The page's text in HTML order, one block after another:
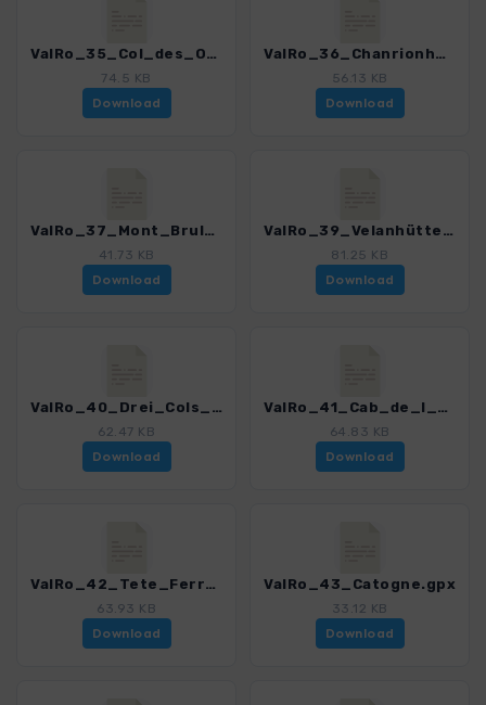
ValRo_35_Col_des_Otanes.gpx
74.5 KB
Download
ValRo_36_Chanrionhuette.gpx
56.13 KB
Download
ValRo_37_Mont_Brule.gpx
41.73 KB
Download
ValRo_39_Velanhütte.gpx
81.25 KB
Download
ValRo_40_Drei_Cols_am_St-Bernard.gpx
62.47 KB
Download
ValRo_41_Cab_de_l_A_Neuve.gpx
64.83 KB
Download
ValRo_42_Tete_Ferret.gpx
63.93 KB
Download
ValRo_43_Catogne.gpx
33.12 KB
Download